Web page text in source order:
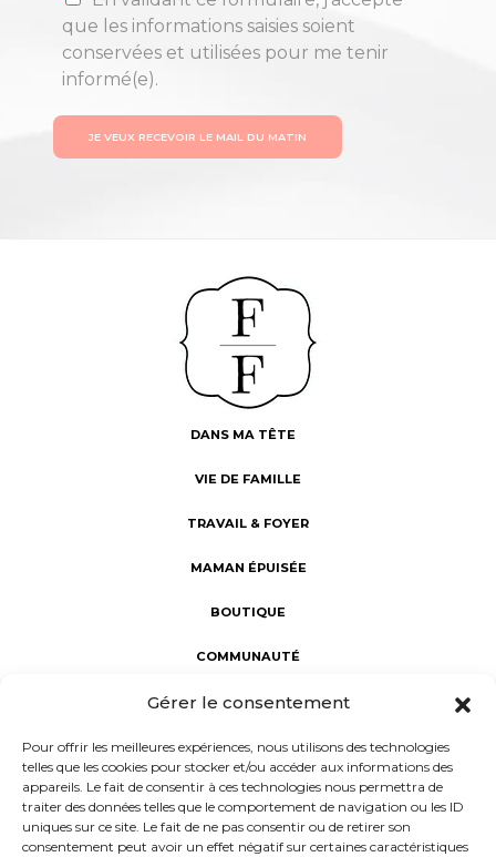
Gérer le consentement
Pour offrir les meilleures expériences, nous utilisons des technologies
telles que les cookies pour stocker et/ou accéder aux informations des
appareils. Le fait de consentir à ces technologies nous permettra de
traiter des données telles que le comportement de navigation ou les ID
uniques sur ce site. Le fait de ne pas consentir ou de retirer son
consentement peut avoir un effet négatif sur certaines caractéristiques
que les informations saisies soient
conservées et utilisées pour me tenir
informé(e).
JE VEUX RECEVOIR LE MAIL DU MATIN
DANS MA TÊTE
VIE DE FAMILLE
TRAVAIL & FOYER
MAMAN ÉPUISÉE
BOUTIQUE
COMMUNAUTÉ
Fabuleuses au foyer : révéler la Fabuleuse en chaque maman.
des mamans. Notre mission : porter un regard sincère sur la
maternité à l'intérieur et à l'extérieur du foyer, rejoindre les
femmes dans leur vie réelle et non rêvée, et donner la parole
aux mamans d’aujourd’hui.